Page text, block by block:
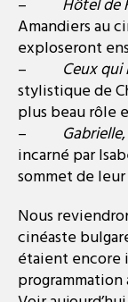
– Hôtel de
Amandiers au
exploseront
– Ceux
stylistique de
plus beau rôle
– Gabrielle
incarné par
sommet de
Nous
cinéaste
étaient encore
programmation